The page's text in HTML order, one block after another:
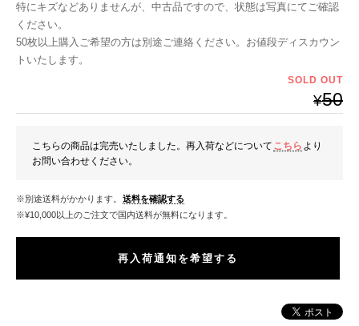
特にキズなどありませんが、中古品ですので、状態は写真にてご確認
ください。
50枚以上購入ご希望の方は別途ご連絡ください。お値段ディスカウン
トいたします。
SOLD OUT
¥50
こちらの商品は完売いたしました。再入荷などについて こちら より
お問い合わせください。
※別途送料がかかります。 送料を確認する
※¥10,000以上のご注文で国内送料が無料になります。
再入荷通知を希望する